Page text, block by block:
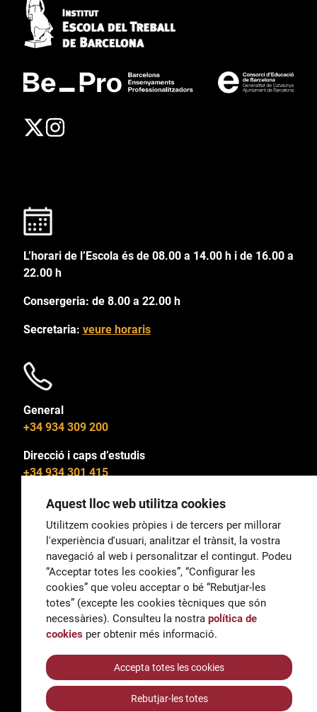
L’horari de l’Escola és de 08.00 a 14.00 h i de 16.00 a
22.00 h
Consergeria: de 8.00 a 22.00 h
Secretaria: veure horaris
General
+34 934 309 200
Direcció i caps d’estudis
+34 934 301 415
General
correu@escoladeltreball.org
Informació
informacio@escoladeltreball.org
Tràmits de secretaria
Aquest lloc web utilitza cookies
Utilitzem cookies pròpies i de tercers per millorar
l'experiència d'usuari, analitzar el trànsit, la vostra
navegació al web i personalitzar el contingut. Podeu
“Acceptar totes les cookies”, “Configurar les
cookies” que voleu acceptar o bé “Rebutjar-les
totes” (excepte les cookies tècniques que són
necessàries). Consulteu la nostra política de
cookies per obtenir més informació.
Accepta totes les cookies
Rebutjar-les totes